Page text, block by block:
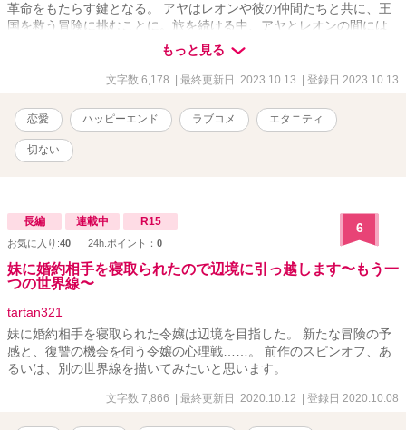
革命をもたらす鍵となる。 アヤはレオンや彼の仲間たちと共に、王
国を救う冒険に挑むことに。旅を続ける中、アヤとレオンの間には
次第に絆が芽生え、深い愛情が育まれていく。しかし、予言には
「救世主は、使命を果たすと元の世界に戻る」とも記されていた。
使命を果たすため、多くの困難や試練を乗り越えながらも、二人の
界に戻ることを意味すると知った時、二人はどう選択するのか。 こ
の物語は、異世界での冒険と恋愛を中心に、愛と運命、選択と犠牲
のテーマを扱った作品です。アヤとレオンの心の葛藤や、彼らの周
りの人々との絆、そして最後の選択が、読者の心を引きつけるポイ
もっと見る
文字数 6,178 | 最終更新日 2023.10.13 | 登録日 2023.10.13
恋愛 ハッピーエンド ラブコメ エタニティ
切ない
長編 連載中 R15
お気に入り:40 24h.ポイント： 0
6
妹に婚約相手を寝取られたので辺境に引っ越します〜もう一
つの世界線〜
tartan321
妹に婚約相手を寝取られた令嬢は辺境を目指した。 新たな冒険の予
感と、復讐の機会を伺う令嬢の心理戦……。 前作のスピンオフ、あ
るいは、別の世界線を描いてみたいと思います。
文字数 7,866 | 最終更新日 2020.10.12 | 登録日 2020.10.08